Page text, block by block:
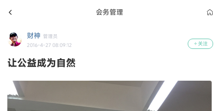
会务管理
财神 管理员
2016-4-27 08:09:12
关注
让公益成为自然